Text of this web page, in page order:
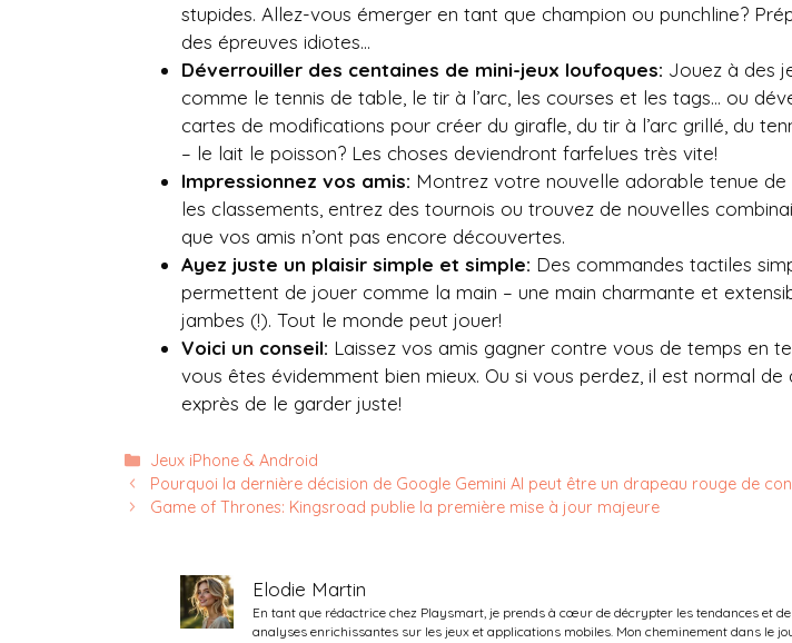
stupides. Allez-vous émerger en tant que champion ou punchline?
des épreuves idiotes…
Déverrouiller des centaines de mini-jeux loufoques: Jouez à des
comme le tennis de table, le tir à l’arc, les courses et les tags… ou
cartes de modifications pour créer du girafle, du tir à l’arc grillé, du
– le lait le poisson? Les choses deviendront farfelues très vite!
Impressionnez vos amis: Montrez votre nouvelle adorable tenue de
les classements, entrez des tournois ou trouvez de nouvelles
que vos amis n’ont pas encore découvertes.
Ayez juste un plaisir simple et simple: Des commandes tactiles
permettent de jouer comme la main – une main charmante et
jambes (!). Tout le monde peut jouer!
Voici un conseil: Laissez vos amis gagner contre vous de temps en
vous êtes évidemment bien mieux. Ou si vous perdez, il est normal de
exprès de le garder juste!
Catégories
Jeux iPhone & Android
Pourquoi la dernière décision de Google Gemini AI peut être un drapeau rouge de
Game of Thrones: Kingsroad publie la première mise à jour majeure
Elodie Martin
En tant que rédactrice chez Playsmart, je prends à cœur de décrypter les tendances et
analyses enrichissantes sur les jeux et applications mobiles. Mon cheminement dans le